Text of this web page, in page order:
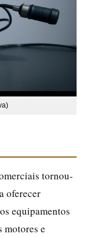
tornou-
oferecer
equipamentos
motores e